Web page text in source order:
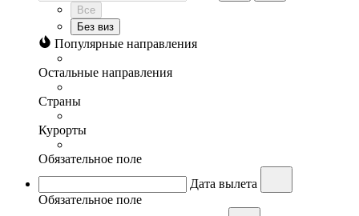
Все
Без виз
Популярные направления
Остальные направления
Страны
Курорты
Обязательное поле
Дата вылета
Обязательное поле